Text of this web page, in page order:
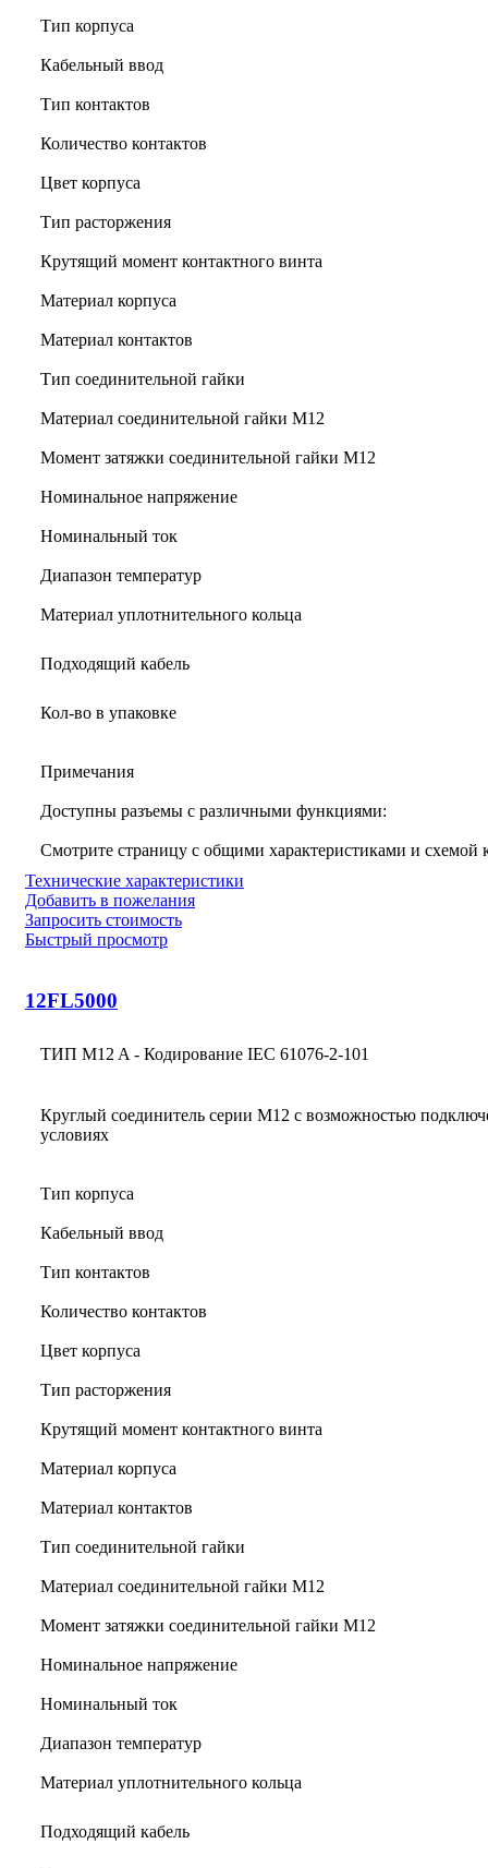
Тип корпуса
Кабельный ввод
Тип контактов
Количество контактов
Цвет корпуса
Тип расторжения
Крутящий момент контактного винта
Материал корпуса
Материал контактов
Тип соединительной гайки
Материал соединительной гайки M12
Момент затяжки соединительной гайки M12
Номинальное напряжение
Номинальный ток
Диапазон температур
Материал уплотнительного кольца
Подходящий кабель
Кол-во в упаковке
Примечания
Доступны разъемы с различными функциями:
Смотрите страницу с общими характеристиками и схемой
Технические характеристики
Добавить в пожелания
Запросить стоимость
Быстрый просмотр
12FL5000
ТИП M12 A - Кодирование IEC 61076-2-101
Круглый соединитель серии M12 с возможностью
условиях
Тип корпуса
Кабельный ввод
Тип контактов
Количество контактов
Цвет корпуса
Тип расторжения
Крутящий момент контактного винта
Материал корпуса
Материал контактов
Тип соединительной гайки
Материал соединительной гайки M12
Момент затяжки соединительной гайки M12
Номинальное напряжение
Номинальный ток
Диапазон температур
Материал уплотнительного кольца
Подходящий кабель